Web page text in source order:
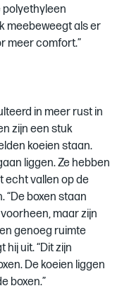
polyethyleen
meebeweegt als er
meer comfort.”
in meer rust in
zijn een stuk
koeien staan.
liggen. Ze hebben
echt vallen op de
“De boxen staan
maar zijn
genoeg ruimte
uit. “Dit zijn
De koeien liggen
boxen.”